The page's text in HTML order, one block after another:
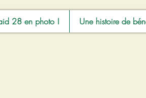
28 en photo ! Une histoire de